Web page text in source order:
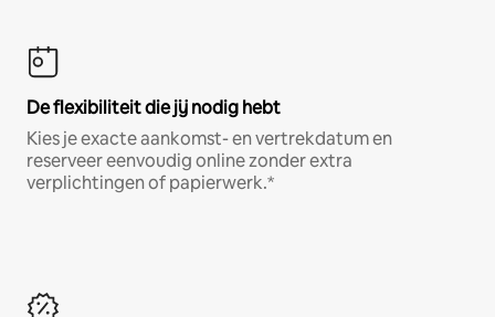
De flexibiliteit die jij nodig hebt
Kies je exacte aankomst- en vertrekdatum en
reserveer eenvoudig online zonder extra
verplichtingen of papierwerk.*